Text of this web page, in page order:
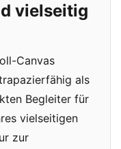
vielseitig
Canvas
als
Begleiter für
vielseitigen
zur